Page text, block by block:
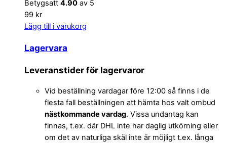
Betygsatt 4.90 av 5
99 kr
Lägg till i varukorg
Lagervara
Leveranstider för lagervaror
Vid beställning vardagar före 12:00 så finns i de
flesta fall beställningen att hämta hos valt ombud
nästkommande vardag. Vissa undantag kan
finnas, t.ex. där DHL inte har daglig utkörning eller
om det av naturliga skäl inte är möjligt t.ex. långa